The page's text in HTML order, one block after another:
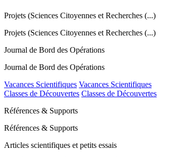
Projets (Sciences Citoyennes et Recherches (...)
Projets (Sciences Citoyennes et Recherches (...)
Journal de Bord des Opérations
Journal de Bord des Opérations
Vacances Scientifiques Vacances Scientifiques
Classes de Découvertes Classes de Découvertes
Références & Supports
Références & Supports
Articles scientifiques et petits essais